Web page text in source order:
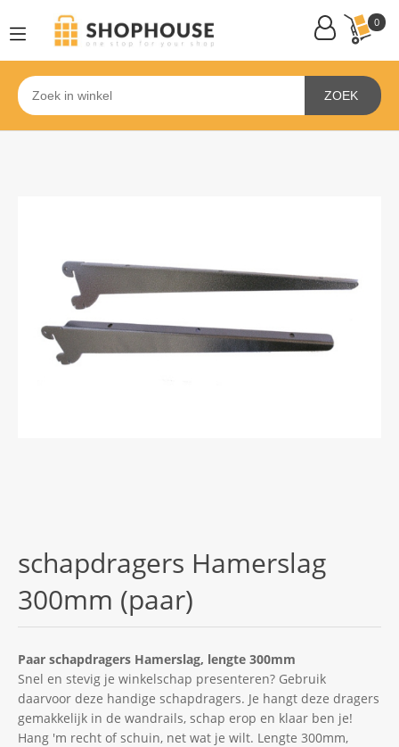
0
ZOEK
schapdragers Hamerslag
300mm (paar)
Paar schapdragers Hamerslag, lengte 300mm
Snel en stevig je winkelschap presenteren? Gebruik
daarvoor deze handige schapdragers. Je hangt deze dragers
gemakkelijk in de wandrails, schap erop en klaar ben je!
Hang 'm recht of schuin, net wat je wilt. Lengte 300mm,